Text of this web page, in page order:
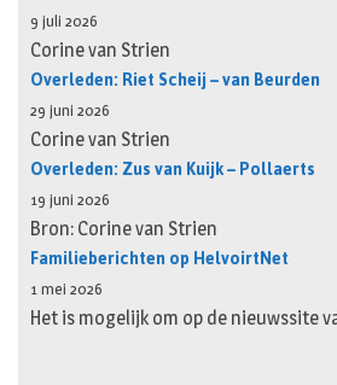
9 juli 2026
Corine van Strien
Overleden: Riet Scheij – van Beurden
29 juni 2026
Corine van Strien
Overleden: Zus van Kuijk – Pollaerts
19 juni 2026
Bron: Corine van Strien
Familieberichten op HelvoirtNet
1 mei 2026
Het is mogelijk om op de nieuwssite